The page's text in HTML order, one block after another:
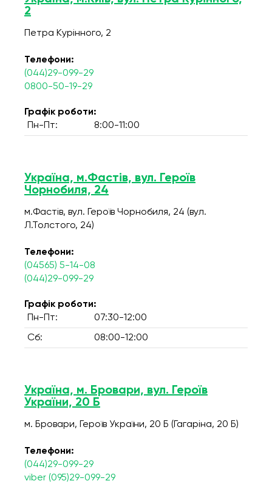
2
Петра Курінного, 2
Телефони:
(044)29-099-29
0800-50-19-29
Графік роботи:
Пн-Пт:
8:00-11:00
Україна, м.Фастів, вул. Героїв
Чорнобиля, 24
м.Фастів, вул. Героїв Чорнобиля, 24 (вул.
Л.Толстого, 24)
Телефони:
(04565) 5-14-08
(044)29-099-29
Графік роботи:
Пн-Пт:
07:30-12:00
Сб: 08:00-12:00
Україна, м. Бровари, вул. Героїв
України, 20 Б
м. Бровари, Героїв України, 20 Б (Гагаріна, 20 Б)
Телефони:
(044)29-099-29
viber (095)29-099-29